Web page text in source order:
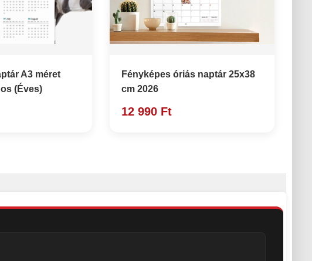
A3 méret
(Éves)
Fényképes óriás naptár 25x38
cm 2026
12 990 Ft